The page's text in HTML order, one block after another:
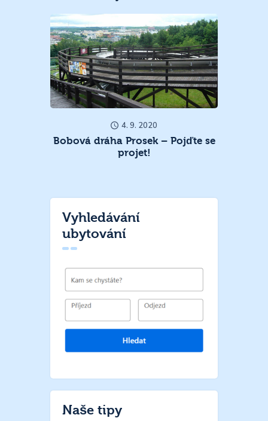
4. 9. 2020
Bobová dráha Prosek – Pojďte se
projet!
Vyhledávání
ubytování
Naše tipy